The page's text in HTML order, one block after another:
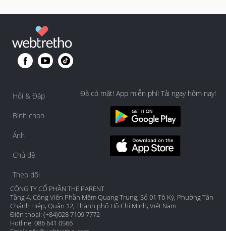
Hỏi & Đáp
Bình chọn
Ảnh
Chủ đề
Theo dõi
Đã có mặt! App miễn phí! Tải ngay hôm nay!
CÔNG TY CỔ PHẦN THE PARENT
Tầng 4, Công Viên Phần Mềm Quang Trung, Số 01 Tô Ký, Phường Tân
Chánh Hiệp, Quận 12, Thành phố Hồ Chí Minh, Việt Nam
Điện thoại: (+84)028 7109 7772
Hotline: 086 641 0566